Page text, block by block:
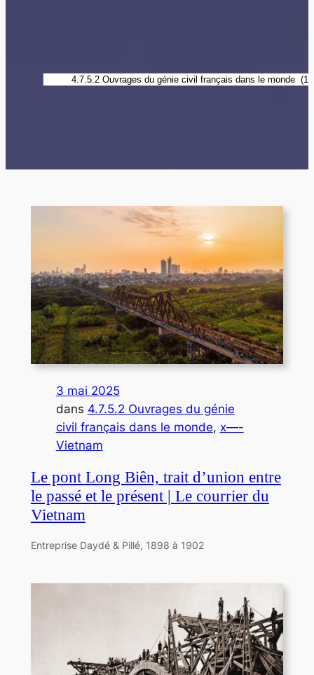
Catégories
3 mai 2025
dans 4.7.5.2 Ouvrages du génie
civil français dans le monde, x—-
Vietnam
Le pont Long Biên, trait d’union entre
le passé et le présent | Le courrier du
Vietnam
Entreprise Daydé & Pillé, 1898 à 1902